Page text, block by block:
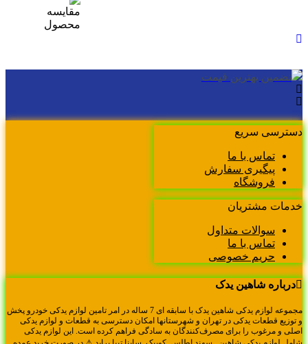
تضمین بهترین قیمت
سریع
تماس با ما
پیگیری سفارش
فروشگاه
مشتریان
سوالات متداول
تماس با ما
حریم خصوصی
شاهین یدک
مجموعه لوازم یدکی شاهین یدک با سابقه ای 7 ساله در امر تامین لوازم یدکی خودرو پخش
قطعات یدکی در تهران و شهرستانها امکان دسترسی به قطعات و لوازم یدکی
و مرغوب را برای مصرف‌کنندگان به سادگی فراهم کرده است. این لوازم یدکی